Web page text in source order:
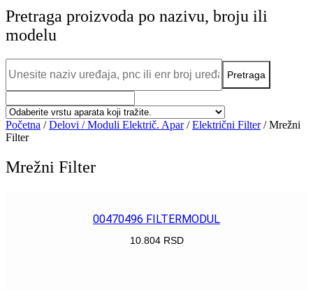
Pretraga proizvoda po nazivu, broju ili
modelu
Početna /Delovi / Moduli Električ. Apar/Električni Filter/ Mrežni
Filter
Mrežni Filter
00470496 FILTERMODUL
10.804 RSD